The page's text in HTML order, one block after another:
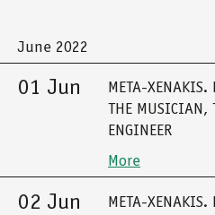
June 2022
01 Jun
META-
THE MUSICIAN,
ENGINEER
More
02 Jun
META-